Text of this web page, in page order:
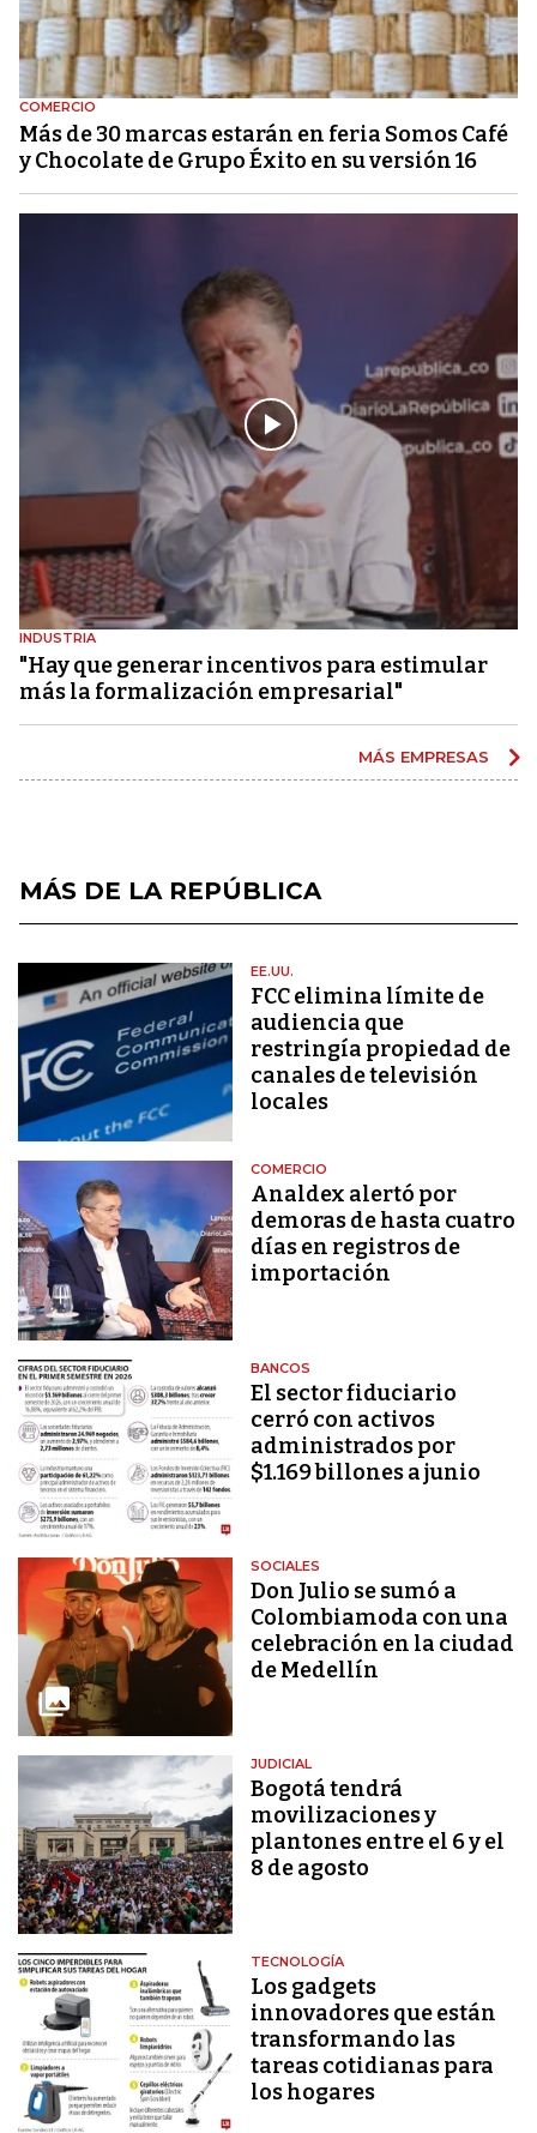
COMERCIO
Más de 30 marcas estarán en feria Somos Café
y Chocolate de Grupo Éxito en su versión 16
INDUSTRIA
"Hay que generar incentivos para estimular
más la formalización empresarial"
MÁS EMPRESAS
MÁS DE LA REPÚBLICA
EE.UU.
FCC elimina límite de
audiencia que
restringía propiedad de
canales de televisión
locales
COMERCIO
Analdex alertó por
demoras de hasta cuatro
días en registros de
importación
BANCOS
El sector fiduciario
cerró con activos
administrados por
$1.169 billones a junio
SOCIALES
Don Julio se sumó a
Colombiamoda con una
celebración en la ciudad
de Medellín
JUDICIAL
Bogotá tendrá
movilizaciones y
plantones entre el 6 y el
8 de agosto
TECNOLOGÍA
Los gadgets
innovadores que están
transformando las
tareas cotidianas para
los hogares